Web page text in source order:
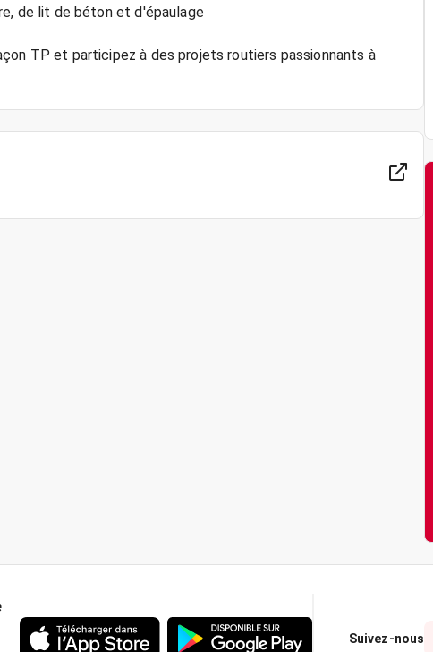
de lit de béton et d'épaulage
TP et participez à des projets routiers passionnants à
Suivez-nous